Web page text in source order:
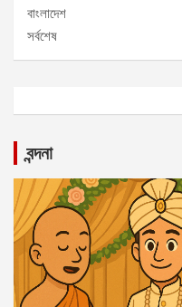
বাংলাদেশ
সর্বশেষ
বন্দনা